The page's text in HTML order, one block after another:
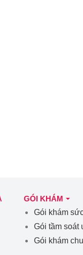
GÓI KHÁM
Gói khám
Gói tầm soát
Gói khám